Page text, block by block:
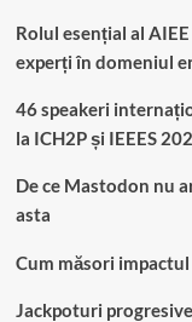
Rolul esențial al
experți în domeniul
46 speakeri
la ICH2P și IEEES
De ce Mastodon nu
asta
Cum măsori
Jackpoturi